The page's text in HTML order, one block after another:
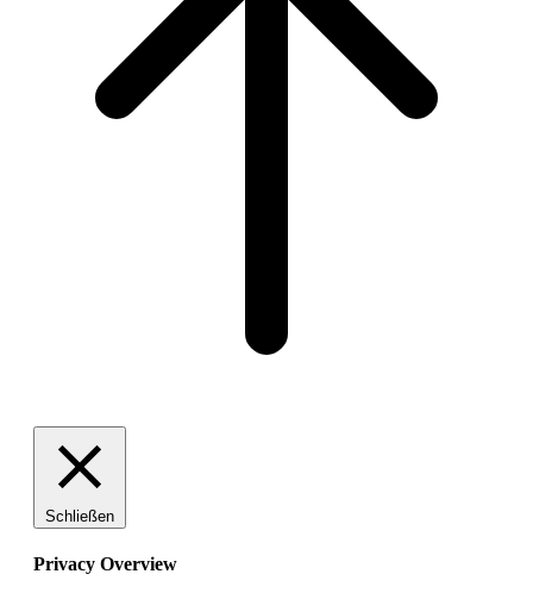
Schließen
Privacy Overview